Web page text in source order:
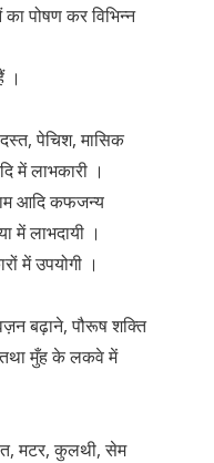
पोषण कर विभिन्न
।
पेचिश, मासिक
में लाभकारी ।
आदि कफजन्य
में लाभदायी ।
में उपयोगी ।
बढ़ाने, पौरूष शक्ति
तथा मुँह के लकवे में
मटर, कुलथी, सेम